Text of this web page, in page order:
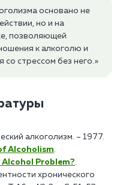
основано не
но и на
позволяющей
к алкоголю и
со стрессом без него.»
алкоголизм. – 1977.
Alcoholism
Alcohol Problem?
хронического